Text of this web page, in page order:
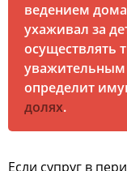
ведением
ухаживал за
осуществлять
уважительным
определит
долях.
Если супруг в